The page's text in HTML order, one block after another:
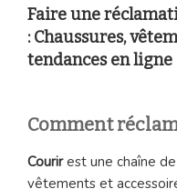
Faire une
: Chaussures,
tendances en ligne
Comment
Courirest une chaîne de
vêtements et